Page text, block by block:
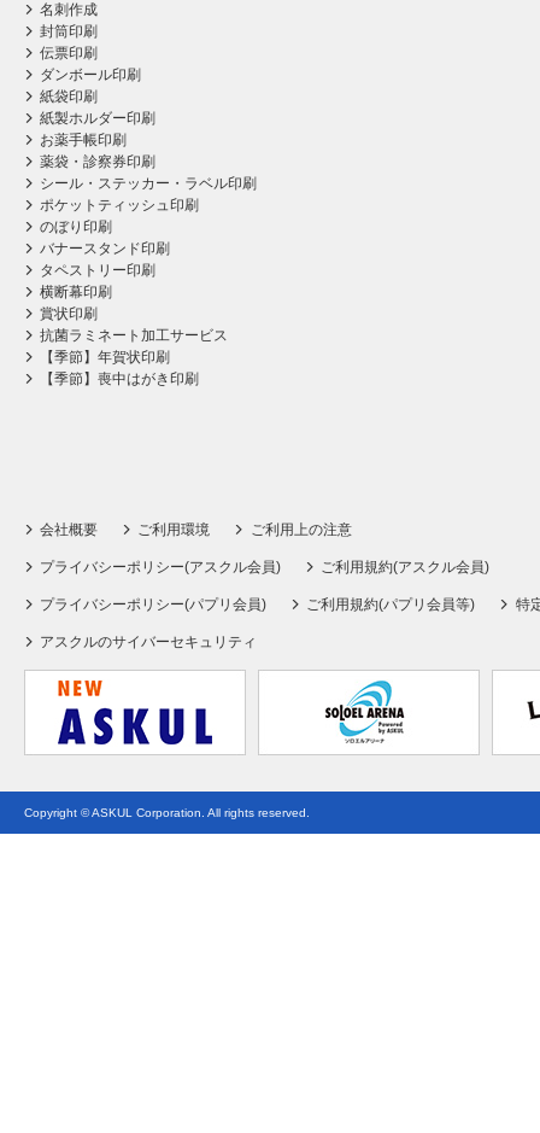
名刺作成
封筒印刷
伝票印刷
ダンボール印刷
紙袋印刷
紙製ホルダー印刷
お薬手帳印刷
薬袋・診察券印刷
シール・ステッカー・ラベル印刷
ポケットティッシュ印刷
のぼり印刷
バナースタンド印刷
タペストリー印刷
横断幕印刷
賞状印刷
抗菌ラミネート加工サービス
【季節】年賀状印刷
【季節】喪中はがき印刷
会社概要 ご利用環境 ご利用上の注意
プライバシーポリシー(アスクル会員) ご利用規約(アスクル会員)
プライバシーポリシー(パプリ会員) ご利用規約(パプリ会員等) 特
アスクルのサイバーセキュリティ
Copyright © ASKUL Corporation. All rights reserved.